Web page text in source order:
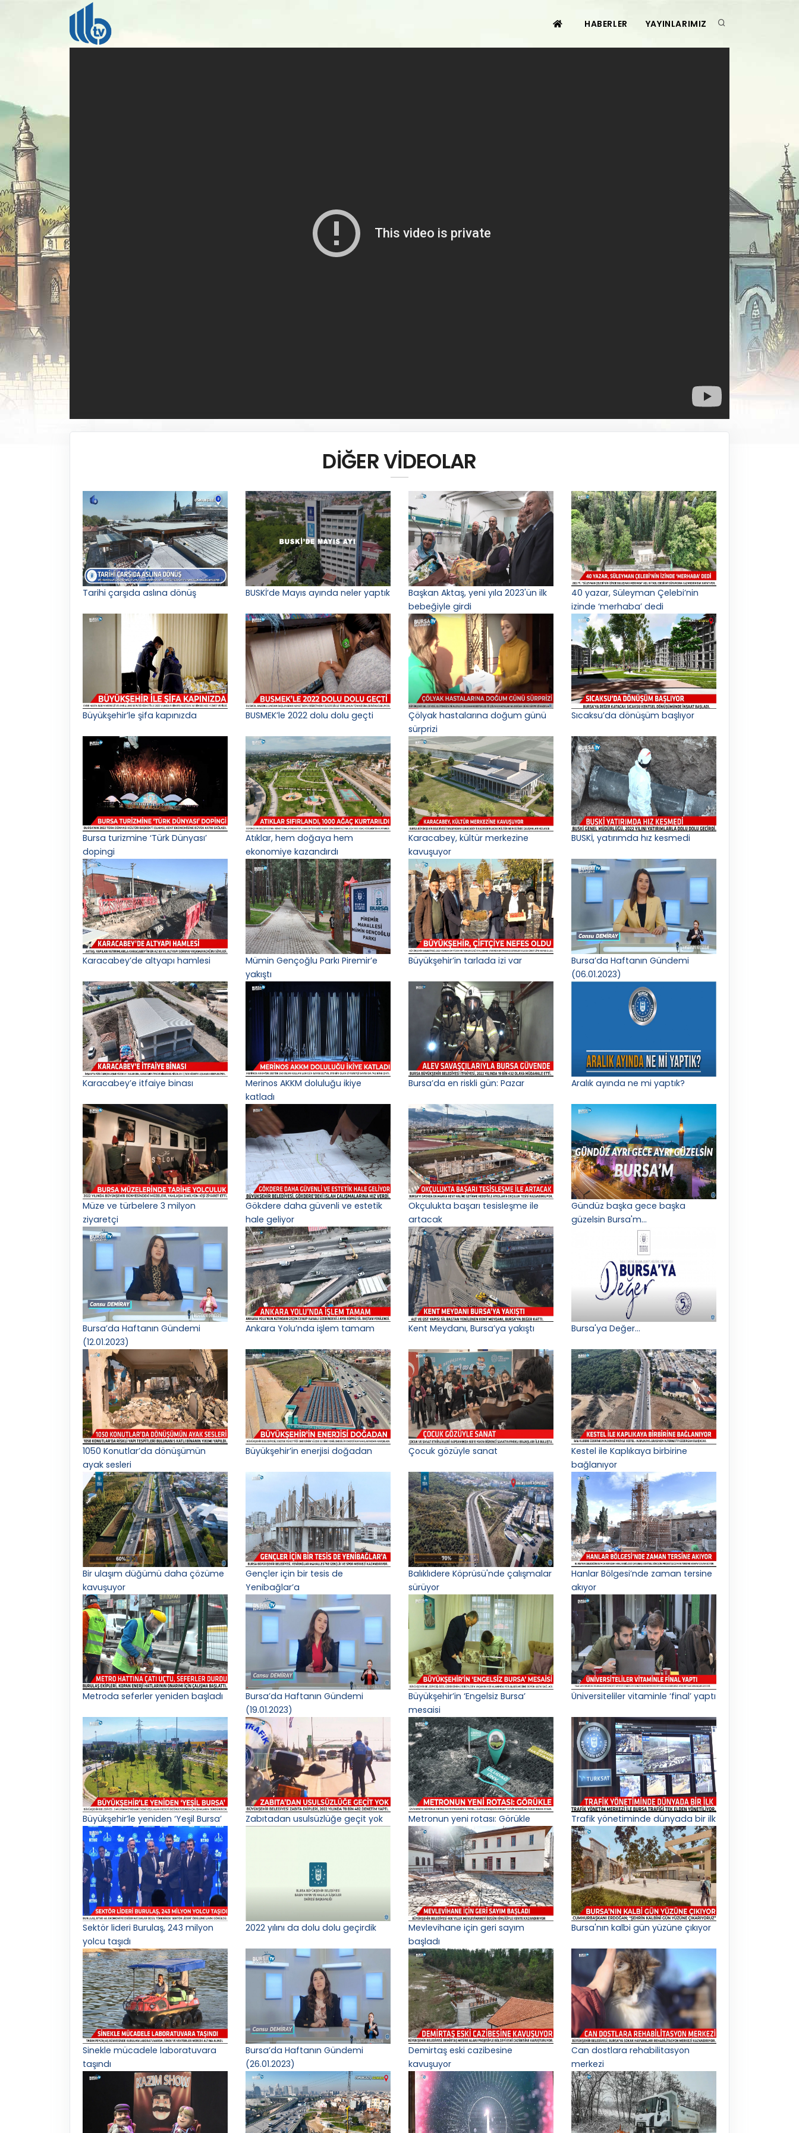
HABERLER YAYINLARIMIZ
DİĞER VİDEOLAR
Tarihi çarşıda aslına dönüş BUSKİ’de Mayıs ayında neler yaptık
Başkan Aktaş, yeni yıla 2023'ün ilk
bebeğiyle girdi
40 yazar, Süleyman Çelebi’nin
izinde ‘merhaba’ dedi
Büyükşehir’le şifa kapınızda BUSMEK’le 2022 dolu dolu geçti
Çölyak hastalarına doğum günü
sürprizi
Sıcaksu’da dönüşüm başlıyor
Bursa turizmine ‘Türk Dünyası’
dopingi
Atıklar, hem doğaya hem
ekonomiye kazandırdı
Karacabey, kültür merkezine
kavuşuyor
BUSKİ, yatırımda hız kesmedi
Karacabey’de altyapı hamlesi
Mümin Gençoğlu Parkı Piremir’e
yakıştı
Büyükşehir’in tarlada izi var
Bursa’da Haftanın Gündemi
(06.01.2023)
Karacabey’e itfaiye binası
Merinos AKKM doluluğu ikiye
katladı
Bursa’da en riskli gün: Pazar Aralık ayında ne mi yaptık?
Müze ve türbelere 3 milyon
ziyaretçi
Gökdere daha güvenli ve estetik
hale geliyor
Okçulukta başarı tesisleşme ile
artacak
Gündüz başka gece başka
güzelsin Bursa'm...
Bursa’da Haftanın Gündemi
(12.01.2023)
Ankara Yolu’nda işlem tamam Kent Meydanı, Bursa’ya yakıştı Bursa'ya Değer...
1050 Konutlar’da dönüşümün
ayak sesleri
Büyükşehir’in enerjisi doğadan Çocuk gözüyle sanat
Kestel ile Kaplıkaya birbirine
bağlanıyor
Bir ulaşım düğümü daha çözüme
kavuşuyor
Gençler için bir tesis de
Yenibağlar’a
Balıklıdere Köprüsü'nde çalışmalar
sürüyor
Hanlar Bölgesi’nde zaman tersine
akıyor
Metroda seferler yeniden başladı
Bursa’da Haftanın Gündemi
(19.01.2023)
Büyükşehir’in ‘Engelsiz Bursa’
mesaisi
Üniversiteliler vitaminle ‘final’ yaptı
Büyükşehir’le yeniden ‘Yeşil Bursa’ Zabıtadan usulsüzlüğe geçit yok Metronun yeni rotası: Görükle Trafik yönetiminde dünyada bir ilk
Sektör lideri Burulaş, 243 milyon
yolcu taşıdı
2022 yılını da dolu dolu geçirdik
Mevlevihane için geri sayım
başladı
Bursa'nın kalbi gün yüzüne çıkıyor
Sinekle mücadele laboratuvara
taşındı
Bursa’da Haftanın Gündemi
(26.01.2023)
Demirtaş eski cazibesine
kavuşuyor
Can dostlara rehabilitasyon
merkezi